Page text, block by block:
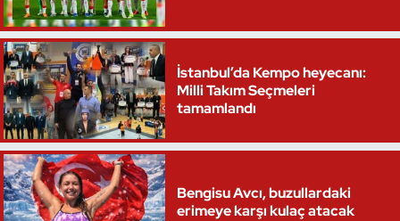
İstanbul’da Kempo heyecanı:
Milli Takım Seçmeleri
tamamlandı
Bengisu Avcı, buzullardaki
erimeye karşı kulaç atacak
Yüzme